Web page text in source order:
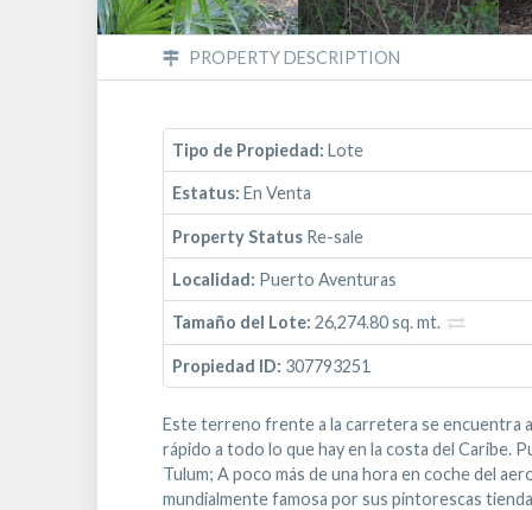
PROPERTY DESCRIPTION
Tipo de Propiedad: Lote
Estatus: En Venta
Property Status Re-sale
Localidad: Puerto Aventuras
Tamaño del Lote: 26,274.80 sq. mt.
Propiedad ID: 307793251
Este terreno frente a la carretera se encuentra
rápido a todo lo que hay en la costa del Caribe.
Tulum; A poco más de una hora en coche del
mundialmente famosa por sus pintorescas